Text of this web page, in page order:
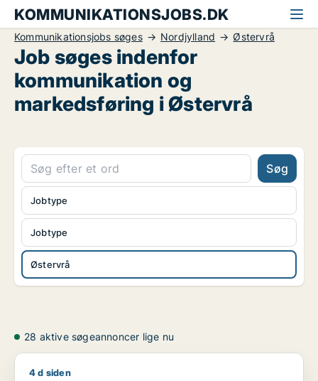
KOMMUNIKATIONSJOBS.DK
Kommunikationsjobs søges Nordjylland Østervrå
Job søges indenfor
kommunikation og
markedsføring i Østervrå
Søg
Jobtype
Østervrå
Jobtype
28 aktive søgeannoncer lige nu
Erik søger job som tømrer/snedker / bygningsarbejder /
4 d siden